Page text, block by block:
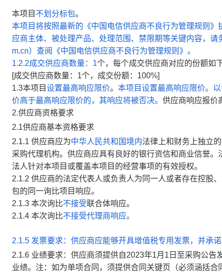
本项目 不划分标包。
本项目将按照最新的《中国电信供应商不良行为管理规则
应商主体、被处理产品、处理范围、禁限期等关键内容，
m.cn）查阅《中国电信供应商不良行为管理规则》。
1.2.2成交供应商数量： 1个，每个成交供应商对应的份额如
[成交供应商数量： 1个，成交份额： 100%]
1.3本项目设置最高响应限价。 本项目设置最高响应限价。
价高于最高响应限价的，其响应将被否决。 供应商响应报价
2.供应商资格要求
2.1供应商基本资格要求
2.1.1 供应商应为中华人民共和国境内法律上和财务上独立
采购代理机构。 供应商应具有良好的银行资信和商业信誉
法人针对本项目或覆盖本项目的经营事项的有效授权。
2.1.2 供应商的法定代表人或负责人为同一人或者存在控股
包的同一询比项目响应。
2.1.3 本次询 比不接受联合体响应。
2.1.4 本次询 比不接受代理商响应。
2.1.5 发票要求：供应商应能够开具增值税专用发票，并承
2.1.6 业绩要求：供应商须提供自2023年1月1日至采购公
业绩。注：如为单项合同，须提供合同关键页（必须涵括